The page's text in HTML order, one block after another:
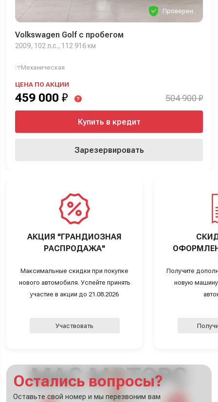
Проверен
Volkswagen Golf с пробегом
2009, 102 л.с., 112 916 км
Механическая
ЦЕНА ПО АКЦИИ
459 000 ₽ ? 504 900 ₽
Купить в кредит
Зарезервировать
АКЦИЯ "ГРАНДИОЗНАЯ
РАСПРОДАЖА"
Максимальные скидки при покупке
нового автомобиля. Успейте принять
участие в акции до 21.08.2026
Участвовать
Получите
новую
Остались вопросы?
Оставьте свой номер и мы перезвоним вам